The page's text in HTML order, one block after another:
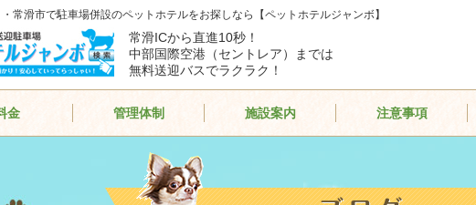
常滑市で駐車場併設のペットホテルをお探しなら【ペットホテルジャンボ】
常滑ICから直進10秒！
中部国際空港（セントレア）までは
無料送迎バスでラクラク！
金 管理体制 施設案内 注意事項